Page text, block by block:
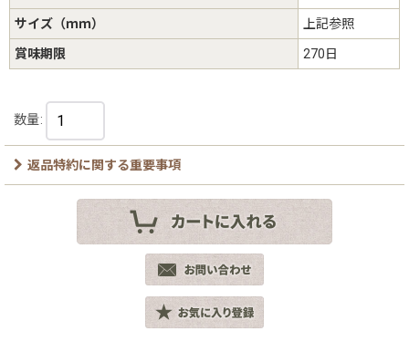
サイズ（ｍｍ） 上記参照
賞味期限 270日
数量:
返品特約に関する重要事項